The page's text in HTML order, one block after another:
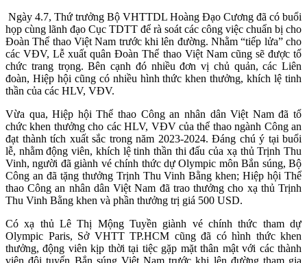
Ngày 4.7, Thứ trưởng Bộ VHTTDL Hoàng Đạo Cương đã có buổi
họp cùng lãnh đạo Cục TDTT để rà soát các công việc chuẩn bị cho
Đoàn Thể thao Việt Nam trước khi lên đường. Nhằm “tiếp lửa” cho
các VĐV, Lễ xuất quân Đoàn Thể thao Việt Nam cũng sẽ được tổ
chức trang trọng. Bên cạnh đó nhiều đơn vị chủ quản, các Liên
đoàn, Hiệp hội cũng có nhiều hình thức khen thưởng, khích lệ tinh
thần của các HLV, VĐV.
Vừa qua, Hiệp hội Thể thao Công an nhân dân Việt Nam đã tổ
chức khen thưởng cho các HLV, VĐV của thể thao ngành Công an
đạt thành tích xuất sắc trong năm 2023-2024. Đáng chú ý tại buổi
lễ, nhằm động viên, khích lệ tinh thần thi đấu của xạ thủ Trịnh Thu
Vinh, người đã giành vé chính thức dự Olympic môn Bắn súng, Bộ
Công an đã tặng thưởng Trịnh Thu Vinh Bằng khen; Hiệp hội Thể
thao Công an nhân dân Việt Nam đã trao thưởng cho xạ thủ Trịnh
Thu Vinh Bằng khen và phần thưởng trị giá 500 USD.
Có xạ thủ Lê Thị Mộng Tuyền giành vé chính thức tham dự
Olympic Paris, Sở VHTT TP.HCM cũng đã có hình thức khen
thưởng, động viên kịp thời tại tiệc gặp mặt thân mật với các thành
viên đội tuyển Bắn súng Việt Nam trước khi lên đường tham gia